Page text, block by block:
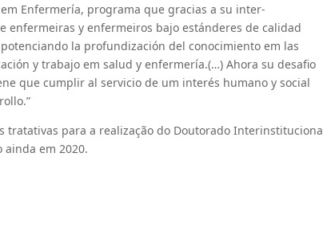
Enfermería, programa que gracias a su inter-
y enfermeiros bajo estánderes de calidad
la profundización del conocimiento em las
y trabajo em salud y enfermería.(…) Ahora su desafio
que cumplir al servicio de um interés humano y social
tratativas para a realização do Doutorado
ainda em 2020.